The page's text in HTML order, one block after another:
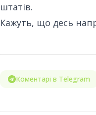
штатів.
Кажуть, що десь
Коментарі в Telegram